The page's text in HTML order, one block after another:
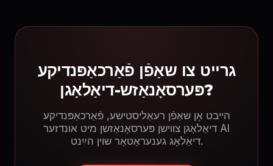
גרייט צו שאַפֿן פֿאַרכאַפּנדיקע
פּערסאָנאַזש-דיאַלאָגן?
הייבט אָן שאַפֿן רעאַליסטישע, פֿאַרכאַפּנדיקע
דיאַלאָגן צווישן פּערסאָנאַזשן מיט אונדזער AI
דיאַלאָג גענעראַטאָר שוין הײַנט.